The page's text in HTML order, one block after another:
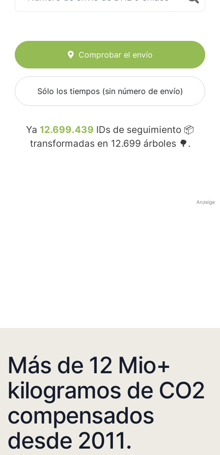
Comprobar el envío
Sólo los tiempos (sin número de envío)
Ya 12.699.439 IDs de seguimiento 📦
transformadas en 12.699 árboles 🌳.
Anzeige
Más de 12 Mio+
kilogramos de CO2
compensados
desde 2011.